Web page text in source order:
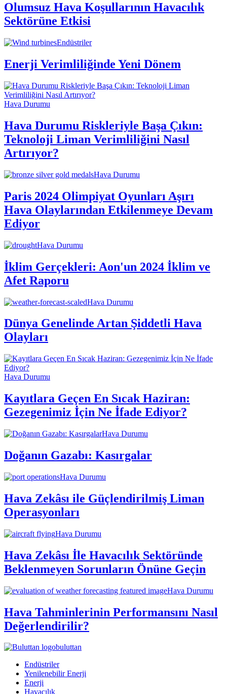
Olumsuz Hava Koşullarının Havacılık
Sektörüne Etkisi
Endüstriler
Enerji Verimliliğinde Yeni Dönem
Hava Durumu
Hava Durumu Riskleriyle Başa Çıkın:
Teknoloji Liman Verimliliğini Nasıl
Artırıyor?
Hava Durumu
Paris 2024 Olimpiyat Oyunları Aşırı
Hava Olaylarından Etkilenmeye Devam
Ediyor
Hava Durumu
İklim Gerçekleri: Aon'un 2024 İklim ve
Afet Raporu
Hava Durumu
Dünya Genelinde Artan Şiddetli Hava
Olayları
Hava Durumu
Kayıtlara Geçen En Sıcak Haziran:
Gezegenimiz İçin Ne İfade Ediyor?
Hava Durumu
Doğanın Gazabı: Kasırgalar
Hava Durumu
Hava Zekâsı ile Güçlendirilmiş Liman
Operasyonları
Hava Durumu
Hava Zekâsı İle Havacılık Sektöründe
Beklenmeyen Sorunların Önüne Geçin
Hava Durumu
Hava Tahminlerinin Performansını Nasıl
Değerlendirilir?
buluttan
Endüstriler
Yenilenebilir Enerji
Enerji
Havacılık